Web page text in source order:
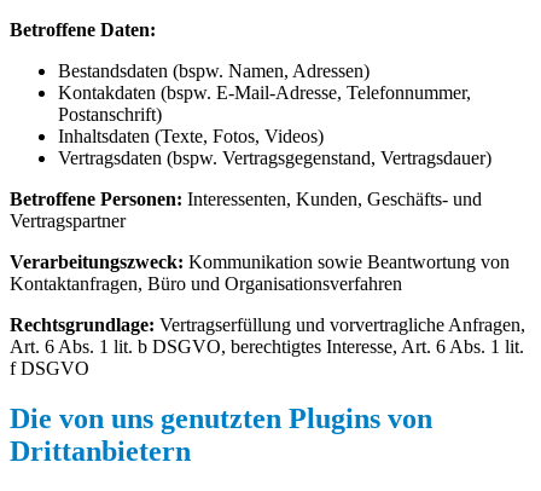
Betroffene Daten:
Bestandsdaten (bspw. Namen, Adressen)
Kontakdaten (bspw. E-Mail-Adresse, Telefonnummer,
Postanschrift)
Inhaltsdaten (Texte, Fotos, Videos)
Vertragsdaten (bspw. Vertragsgegenstand, Vertragsdauer)
Betroffene Personen: Interessenten, Kunden, Geschäfts- und
Vertragspartner
Verarbeitungszweck: Kommunikation sowie Beantwortung von
Kontaktanfragen, Büro und Organisationsverfahren
Rechtsgrundlage: Vertragserfüllung und vorvertragliche Anfragen,
Art. 6 Abs. 1 lit. b DSGVO, berechtigtes Interesse, Art. 6 Abs. 1 lit.
f DSGVO
Die von uns genutzten Plugins von
Drittanbietern